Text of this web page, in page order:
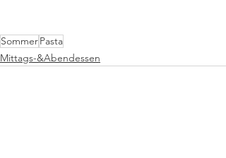
SommerPasta
Mittags-&Abendessen